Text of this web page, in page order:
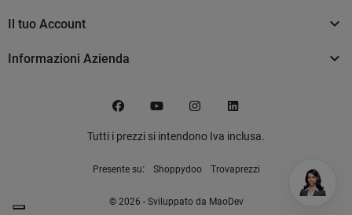
Il tuo Account 
Informazioni Azienda 
Tutti i prezzi si intendono Iva inclusa.
Presente su: Shoppydoo Trovaprezzi
© 2026 - Sviluppato da MaoDev